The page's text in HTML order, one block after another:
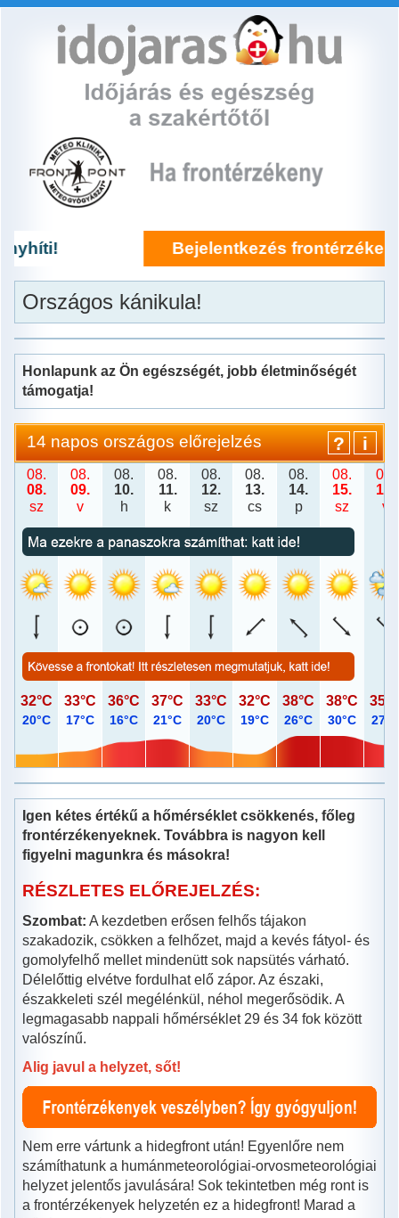
Bejelentkezés frontérzékenység
Országos kánikula!
Honlapunk az Ön egészségét, jobb életminőségét
támogatja!
14 napos országos előrejelzés ? i
Dátum
Veszély
Időkép
Max. hőm.
08.
08.
sz
32°C
20°C
08.
09.
v
33°C
17°C
08.
10.
h
36°C
16°C
08.
11.
k
37°C
21°C
08.
12.
sz
33°C
20°C
08.
13.
cs
32°C
19°C
08.
14.
p
38°C
26°C
08.
15.
sz
38°C
30°C
08.
16.
v
27°C
Igen kétes értékű a hőmérséklet csökkenés, főleg
frontérzékenyeknek. Továbbra is nagyon kell
figyelni magunkra és másokra!
RÉSZLETES ELŐREJELZÉS:
Szombat: A kezdetben erősen felhős tájakon
szakadozik, csökken a felhőzet, majd a kevés fátyol- és
gomolyfelhő mellet mindenütt sok napsütés várható.
Délelőttig elvétve fordulhat elő zápor. Az északi,
északkeleti szél megélénkül, néhol megerősödik. A
legmagasabb nappali hőmérséklet 29 és 34 fok között
valószínű.
Alig javul a helyzet, sőt!
Nem erre vártunk a hidegfront után! Egyenlőre nem
számíthatunk a humánmeteorológiai-orvosmeteorológiai
helyzet jelentős javulására! Sok tekintetben még ront is
a frontérzékenyek helyzetén ez a hidegfront! Marad a